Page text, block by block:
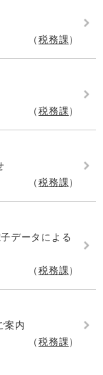
税務課
税務課
税務課
データによる
税務課
案内
税務課